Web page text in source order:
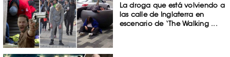
La droga que está volviendo a
las calle de Inglaterra en
escenario de ‘The Walking ...